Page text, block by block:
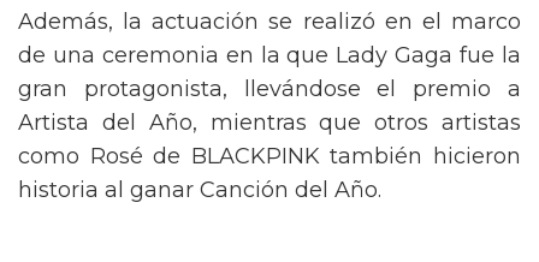
Además, la actuación se realizó en el marco
de una ceremonia en la que Lady Gaga fue la
gran protagonista, llevándose el premio a
Artista del Año, mientras que otros artistas
como Rosé de BLACKPINK también hicieron
historia al ganar Canción del Año.